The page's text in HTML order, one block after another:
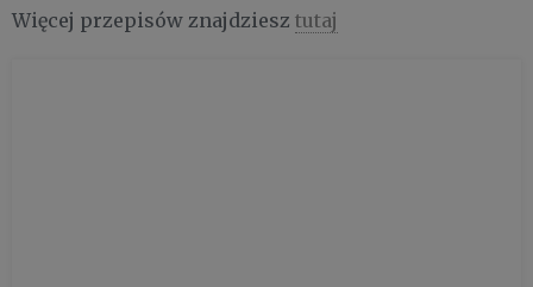
Więcej przepisów znajdziesz tutaj